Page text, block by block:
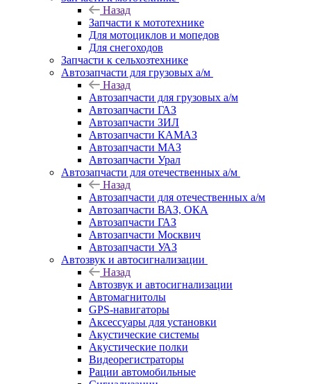
Назад
Запчасти к мототехнике
Для мотоциклов и мопедов
Для снегоходов
Запчасти к сельхозтехнике
Автозапчасти для грузовых а/м
Назад
Автозапчасти для грузовых а/м
Автозапчасти ГАЗ
Автозапчасти ЗИЛ
Автозапчасти КАМАЗ
Автозапчасти МАЗ
Автозапчасти Урал
Автозапчасти для отечественных а/м
Назад
Автозапчасти для отечественных а/м
Автозапчасти ВАЗ, ОКА
Автозапчасти ГАЗ
Автозапчасти Москвич
Автозапчасти УАЗ
Автозвук и автосигнализации
Назад
Автозвук и автосигнализации
Автомагнитолы
GPS-навигаторы
Аксессуары для установки
Акустические системы
Акустические полки
Видеорегистраторы
Рации автомобильные